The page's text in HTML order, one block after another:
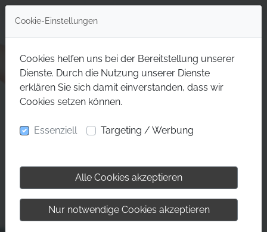
Cookie-Einstellungen
Cookies helfen uns bei der Bereitstellung unserer
Dienste. Durch die Nutzung unserer Dienste
erklären Sie sich damit einverstanden, dass wir
Cookies setzen können.
Essenziell Targeting / Werbung
Alle Cookies akzeptieren
Nur notwendige Cookies akzeptieren